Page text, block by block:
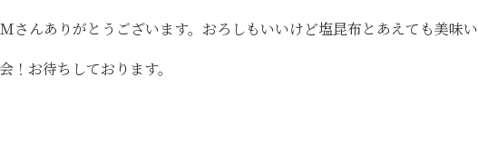
さんありがとうございます。おろしもいいけど塩昆布とあえても美味い
！お待ちしております。